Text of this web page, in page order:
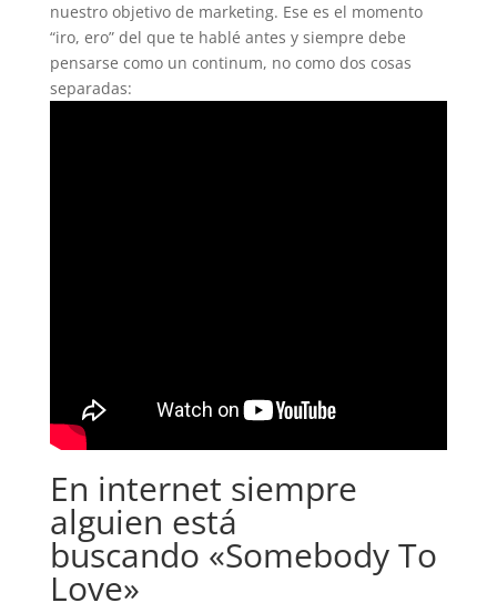
nuestro objetivo de marketing. Ese es el momento
“iro, ero” del que te hablé antes y siempre debe
pensarse como un continum, no como dos cosas
separadas:
En internet siempre
alguien está
buscando «Somebody To
Love»